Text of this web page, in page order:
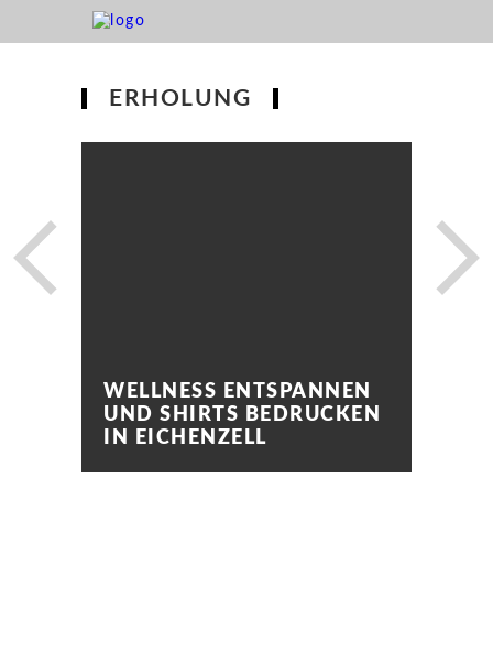
ERHOLUNG
WELLNESS ENTSPANNEN
UND SHIRTS BEDRUCKEN
IN EICHENZELL